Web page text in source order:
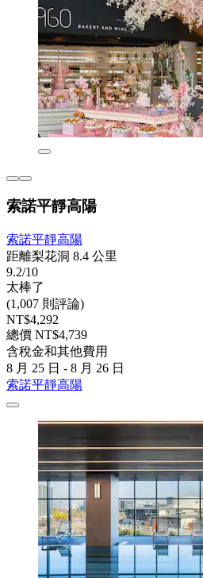
索諾平靜高陽
索諾平靜高陽
距離梨花洞 8.4 公里
9.2/10
太棒了
(1,007 則評論)
NT$4,292
總價 NT$4,739
含稅金和其他費用
8 月 25 日 - 8 月 26 日
索諾平靜高陽